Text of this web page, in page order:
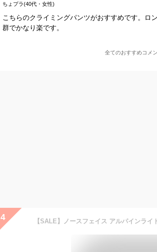
ちょプラ(40代・女性)
こちらのクライミングパンツがおすすめです。ロ
群でかなり楽です。
全てのおすすめコメ
4